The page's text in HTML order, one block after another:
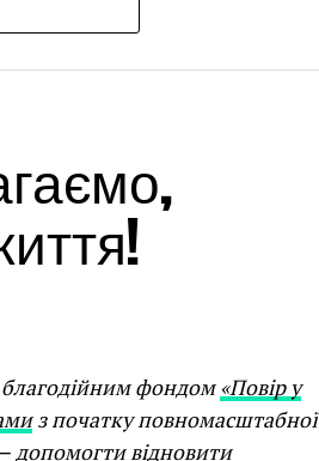
фотовиставка «Війна»,
благодійним фондом«Повір у
з початку повномасштабної
─ допомогти відновити